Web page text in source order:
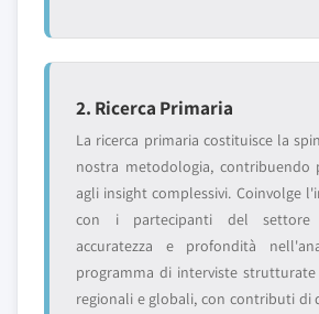
2. Ricerca Primaria
La ricerca primaria costituisce la
nostra metodologia, contribuendo
agli insight complessivi. Coinvolge
con i partecipanti del settore
accuratezza e profondità
programma di interviste
regionali e globali, con contributi di